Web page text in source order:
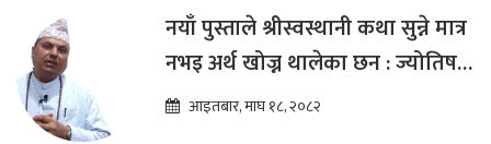
नयाँ पुस्ताले श्रीस्वस्थानी कथा सुन्ने मात्र
नभइ अर्थ खोज्न थालेका छन : ज्योतिष
तारा लोचन न्यौपाने
आइतबार, माघ १८, २०८२